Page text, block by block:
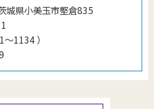
城県小美玉市堅倉835
〜1134）